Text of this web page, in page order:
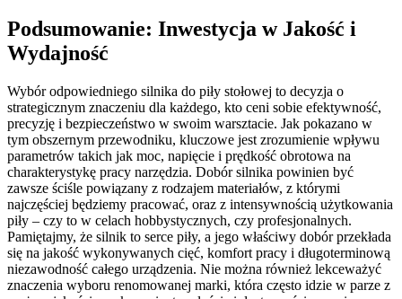
Podsumowanie: Inwestycja w Jakość i
Wydajność
Wybór odpowiedniego silnika do piły stołowej to decyzja o
strategicznym znaczeniu dla każdego, kto ceni sobie efektywność,
precyzję i bezpieczeństwo w swoim warsztacie. Jak pokazano w
tym obszernym przewodniku, kluczowe jest zrozumienie wpływu
parametrów takich jak moc, napięcie i prędkość obrotowa na
charakterystykę pracy narzędzia. Dobór silnika powinien być
zawsze ściśle powiązany z rodzajem materiałów, z którymi
najczęściej będziemy pracować, oraz z intensywnością użytkowania
piły – czy to w celach hobbystycznych, czy profesjonalnych.
Pamiętajmy, że silnik to serce piły, a jego właściwy dobór przekłada
się na jakość wykonywanych cięć, komfort pracy i długoterminową
niezawodność całego urządzenia. Nie można również lekceważyć
znaczenia wyboru renomowanej marki, która często idzie w parze z